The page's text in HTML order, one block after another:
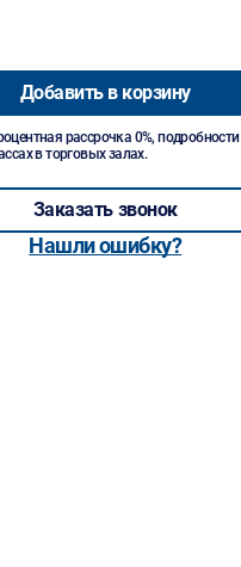
Добавить в корзину
рассрочка 0%, подробности
в торговых залах.
Заказать звонок
Нашли ошибку?